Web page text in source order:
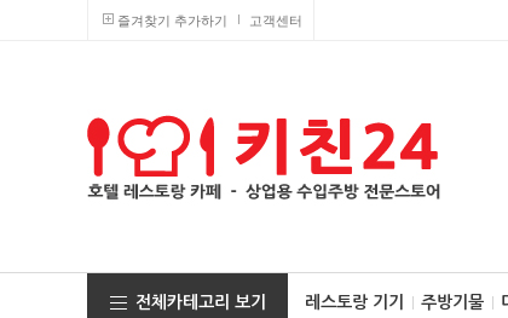
즐겨찾기 추가하기 고객센터
전체카테고리 보기 레스토랑 기기 주방기물